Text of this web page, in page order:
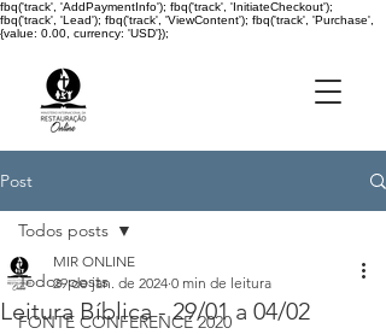
fbq('track', 'AddPaymentInfo'); fbq('track', 'InitiateCheckout');
fbq('track', 'Lead'); fbq('track', 'ViewContent'); fbq('track', 'Purchase',
{value: 0.00, currency: 'USD'});
Post
Todos posts
FONTE CONFERENCE 2020
Todos posts
Leitura Bíblica - 29/01 a 04/02
MIR ONLINE
29 de jan. de 2024 0 min de leitura